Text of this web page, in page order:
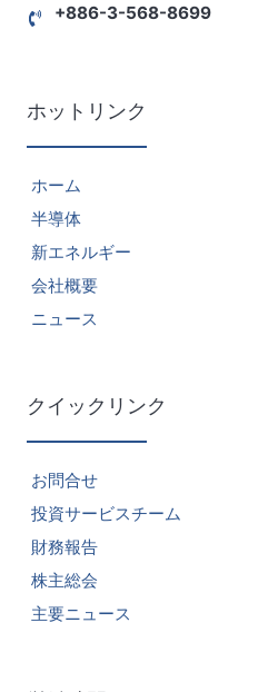
+886-3-568-8699
ホットリンク
ホーム
半導体
新エネルギー
会社概要
ニュース
クイックリンク
お問合せ
投資サービスチーム
財務報告
株主総会
主要ニュース